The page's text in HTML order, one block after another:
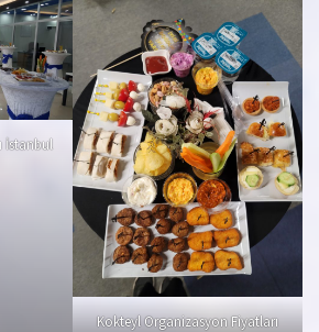
İstanbul
Kokteyl Organizasyon Fiyatları